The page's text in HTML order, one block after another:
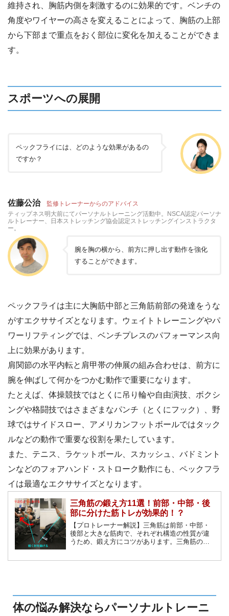
維持され、胸筋内側を刺激するのに効果的です。ベンチの
角度やワイヤーの高さを変えることによって、胸筋の上部
から下部まで重点をおく部位に変化を加えることができま
す。
スポーツへの展開
ペックフライには、どのような効果があるの
ですか？
佐藤公治 監修トレーナーからのアドバイス
ティップネス明大前にてパーソナルトレーニング活動中。NSCA認定パーソナ
ルトレーナー、日本ストレッチング協会認定ストレッチングインストラクタ
ー。
腕を胸の横から、前方に押し出す動作を強化
することができます。
ペックフライは主に大胸筋中部と三角筋前部の発達をうな
がすエクササイズとなります。ウェイトトレーニングやパ
ワーリフティングでは、ベンチプレスのパフォーマンス向
上に効果があります。
肩関節の水平内転と肩甲帯の伸展の組み合わせは、前方に
腕を伸ばして何かをつかむ動作で重要になります。
たとえば、体操競技ではとくに吊り輪や自由演技、ボクシ
ングや格闘技ではさまざまなパンチ（とくにフック）、野
球ではサイドスロー、アメリカンフットボールではタック
ルなどの動作で重要な役割を果たしています。
また、テニス、ラケットボール、スカッシュ、バドミント
ンなどのフォアハンド・ストローク動作にも、ペックフラ
イは最適なエクササイズとなります。
三角筋の鍛え方11選！前部・中部・後
部に分けた筋トレが効果的！？
【プロトレーナー解説】三角筋は前部・中部・
後部と大きな筋肉で、それぞれ構造の性質が違
うため、鍛え方にコツがあります。三角筋の構
体の悩み解決ならパーソナルトレーニ